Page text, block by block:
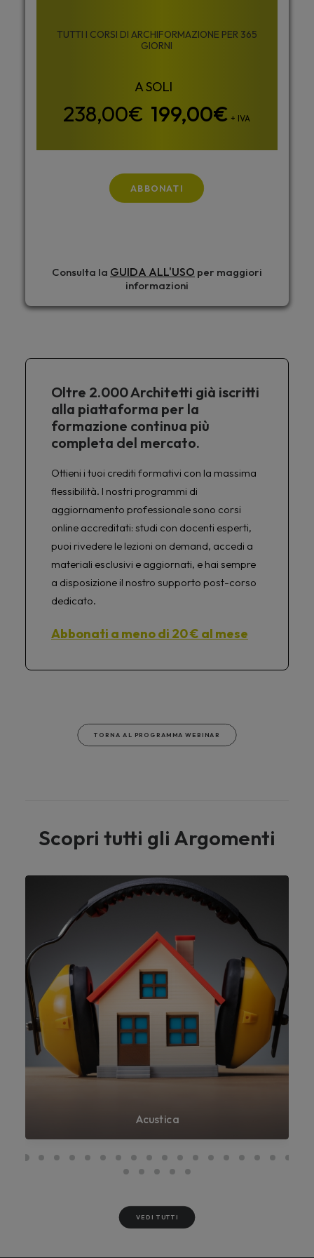
TUTTI I CORSI DI ARCHIFORMAZIONE PER 365
GIORNI
199,00€ + IVA
ABBONATI
Consulta la GUIDA ALL'USO per maggiori
informazioni
Oltre 2.000 Architetti già iscritti
alla piattaforma per la
formazione continua più
completa del mercato.
Ottieni i tuoi crediti formativi con la massima
flessibilità. I nostri programmi di
aggiornamento professionale sono corsi
online accreditati: studi con docenti esperti,
puoi rivedere le lezioni on demand, accedi a
materiali esclusivi e aggiornati, e hai sempre
a disposizione il nostro supporto post-corso
dedicato.
Abbonati a meno di 20 € al mese
TORNA AL PROGRAMMA WEBINAR
Scopri tutti gli Argomenti
Acustica
VEDI TUTTI